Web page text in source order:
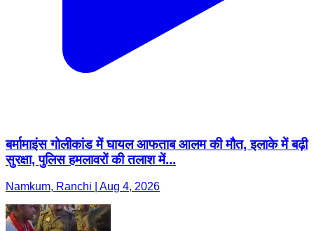
बर्मामाइंस गोलीकांड में घायल आफताब आलम की मौत, इलाके में बढ़ी
सुरक्षा, पुलिस हमलावरों की तलाश में...
Namkum, Ranchi | Aug 4, 2026